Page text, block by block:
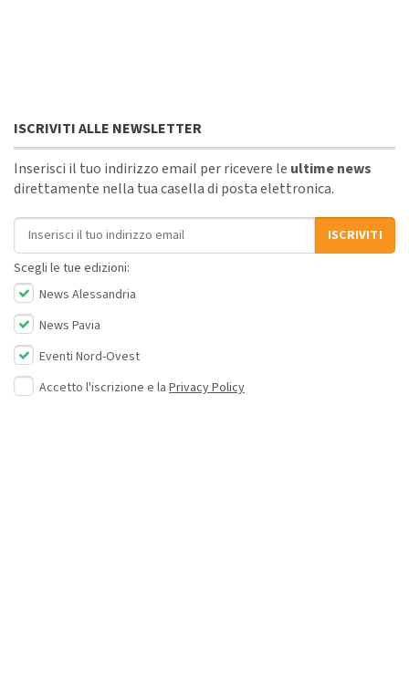
ISCRIVITI ALLE NEWSLETTER
Inserisci il tuo indirizzo email per ricevere le ultime news
direttamente nella tua casella di posta elettronica.
Indirizzo email
ISCRIVITI
Scegli le tue edizioni:
News Alessandria
News Pavia
Eventi Nord-Ovest
Accetto l'iscrizione e la Privacy Policy